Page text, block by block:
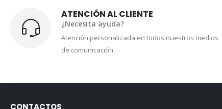
ATENCIÓN AL CLIENTE
¿Necesita ayuda?
Atención personalizada en todos nuestros medios
de comunicación.
CONTACTOS